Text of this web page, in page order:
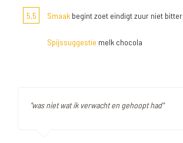
5,5 Smaak begint zoet eindigt zuur niet bitter
Spijssuggestie melk chocola
"was niet wat ik verwacht en gehoopt had"